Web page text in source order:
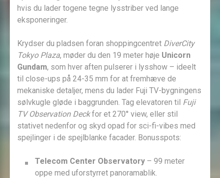
hvis du lader togene tegne lysstriber ved lange
eksponeringer.
Krydser du pladsen foran shoppingcentret DiverCity
Tokyo Plaza, møder du den 19 meter høje Unicorn
Gundam, som hver aften pulserer i lysshow – ideelt
til close-ups på 24-35 mm for at fremhæve de
mekaniske detaljer, mens du lader Fuji TV-bygningens
sølvkugle gløde i baggrunden. Tag elevatoren til Fuji
TV Observation Deckfor et 270° view, eller stil
stativet nedenfor og skyd opad for sci-fi-vibes med
spejlinger i de spejlblanke facader. Bonusspots:
Telecom Center Observatory – 99 meter
oppe med uforstyrret panoramablik.